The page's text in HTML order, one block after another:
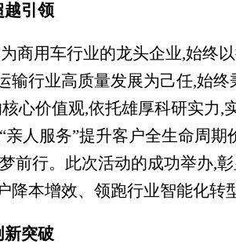
越引领
商用车行业的龙头企业,始终
输行业高质量发展为己任,始终
心价值观,依托雄厚科研实力,
亲人服务”提升客户全生命周期
前行。此次活动的成功举办,
降本增效、领跑行业智能化转
新突破